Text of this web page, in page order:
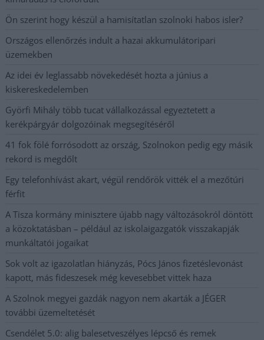
Ön szerint hogy készül a hamisítatlan szolnoki habos isler?
Országos ellenőrzés indult a hazai akkumulátoripari
üzemekben
Az idei év leglassabb növekedését hozta a június a
kiskereskedelemben
Györfi Mihály több tucat vállalkozással egyeztetett a
kerékpárgyár dolgozóinak megsegítéséről
41 fok fölé forrósodott az ország, Szolnokon pedig egy másik
rekord is megdőlt
Egy telefonhívást akart, végül rendőrök vitték el a mezőtúri
férfit
A Tisza kormány minisztere újabb nagy változásokról döntött
a közoktatásban – például az iskolaigazgatók visszakapják
munkáltatói jogaikat
Sok volt az igazolatlan hiányzás, Pócs János fizetéslevonást
kapott, más fideszesek még kevesebbet vittek haza
A Szolnok megyei gazdák nagyon nem akarták a JÉGER
további üzemeltetését
Csendélet 5.0: alig balesetveszélyes lépcső és remek